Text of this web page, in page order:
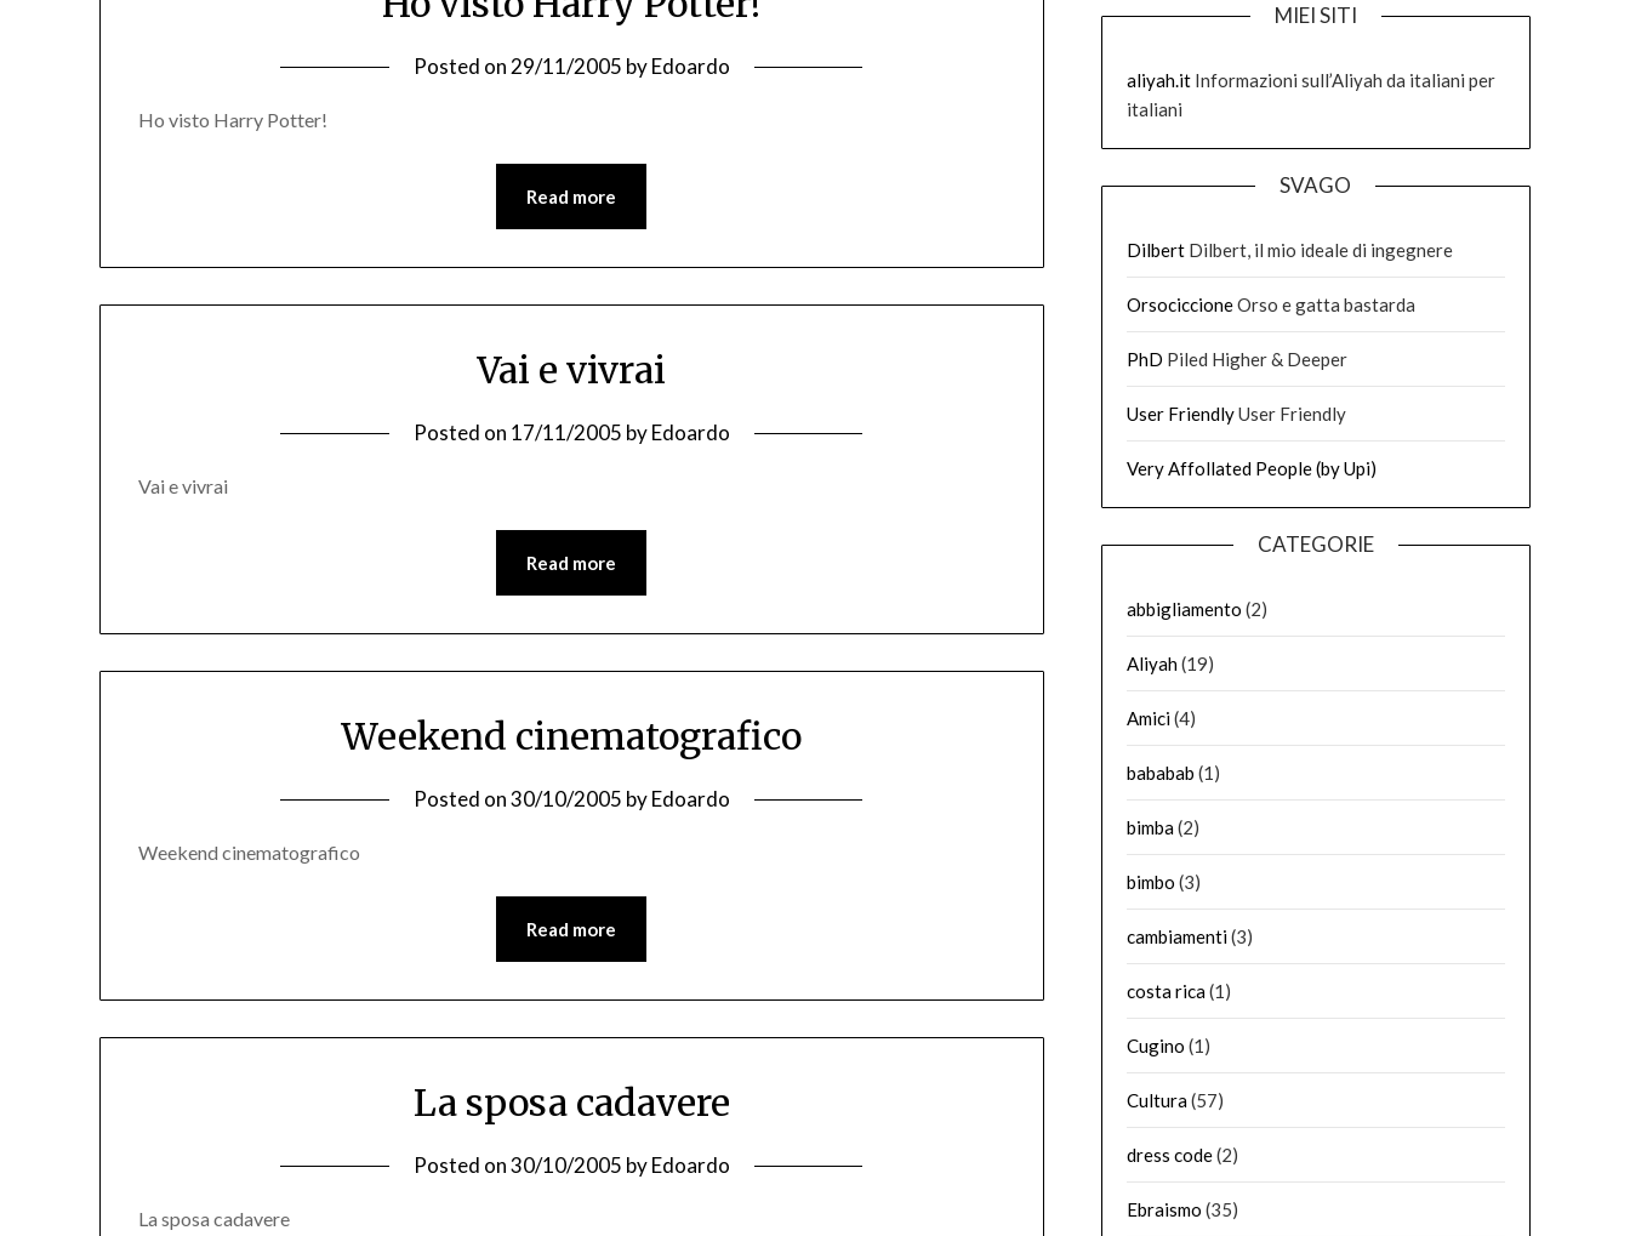
Posted on 29/11/2005 byEdoardo
Ho visto Harry Potter!
Read more
Vai e vivrai
Posted on 17/11/2005 byEdoardo
Vai e vivrai
Read more
Weekend cinematografico
Posted on30/10/2005 byEdoardo
Weekend cinematografico
Read more
La sposa cadavere
Posted on30/10/2005 byEdoardo
La sposa cadavere
MIEI SITI
aliyah.itInformazioni sull’Aliyah da italiani per
italiani
SVAGO
DilbertDilbert, il mio ideale di ingegnere
OrsociccioneOrso e gatta bastarda
PhD Piled Higher & Deeper
User FriendlyUser Friendly
Very Affollated People (by Upi)
CATEGORIE
abbigliamento (2)
Aliyah(19)
Amici(4)
bababab (1)
bimba(2)
bimbo (3)
cambiamenti(3)
costa rica(1)
Cugino (1)
Cultura(57)
dress code(2)
Ebraismo (35)